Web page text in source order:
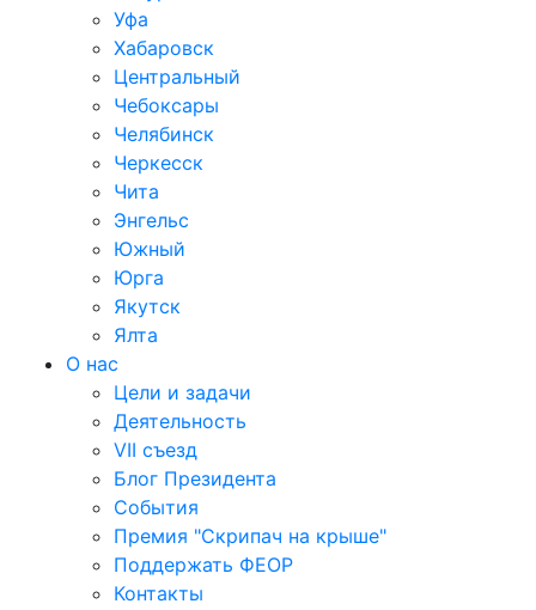
Уфа
Хабаровск
Центральный
Чебоксары
Челябинск
Черкесск
Чита
Энгельс
Южный
Юрга
Якутск
Ялта
О нас
Цели и задачи
Деятельность
VII съезд
Блог Президента
События
Премия "Скрипач на крыше"
Поддержать ФЕОР
Контакты